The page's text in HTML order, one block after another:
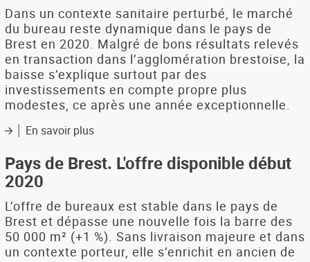
en
2021
la
hausse
des
tarifs
se
confirme
Dans un contexte sanitaire perturbé, le marché
du bureau reste dynamique dans le pays de
Brest en 2020. Malgré de bons résultats relevés
en transaction dans l’agglomération brestoise, la
baisse s’explique surtout par des
investissements en compte propre plus
modestes, ce après une année exceptionnelle.
En savoir plussur
de
Brest.
immobilier
en
2020
:
Pays de Brest. L'offre disponible début
2020
L’offre de bureaux est stable dans le pays de
Brest et dépasse une nouvelle fois la barre des
50 000 m² (+1 %). Sans livraison majeure et dans
un contexte porteur, elle s’enrichit en ancien de